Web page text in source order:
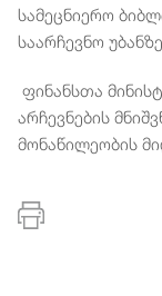
სამეცნიერო
საარჩევნო
ფინანსთა
არჩევნების
მონაწილეობის